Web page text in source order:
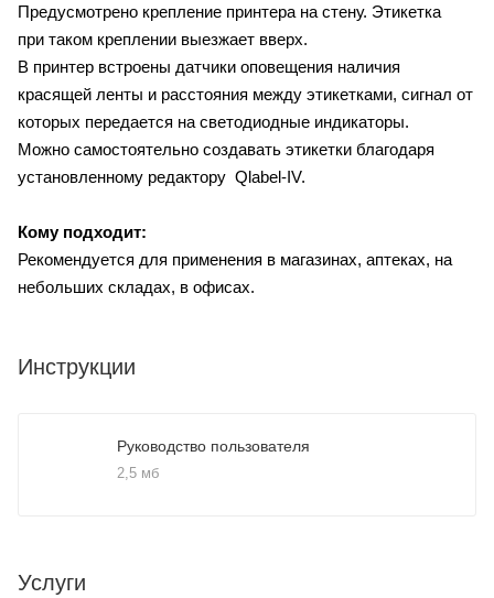
Предусмотрено крепление принтера на стену. Этикетка
при таком креплении выезжает вверх.
В принтер встроены датчики оповещения наличия
красящей ленты и расстояния между этикетками, сигнал от
которых передается на светодиодные индикаторы.
Можно самостоятельно создавать этикетки благодаря
установленному редактору Qlabel-IV.
Кому подходит:
Рекомендуется для применения в магазинах, аптеках, на
небольших складах, в офисах.
Инструкции
Руководство пользователя
2,5 мб
Услуги